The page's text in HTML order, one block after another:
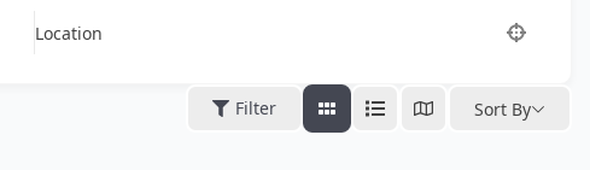
Location
Filter Sort By